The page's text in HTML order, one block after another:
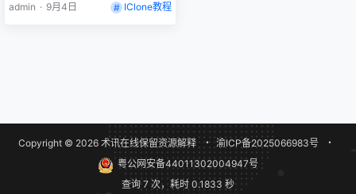
admin · 9月4日 IClone教程
Copyright © 2026术讯在线保留资源解释 ・ 渝ICP备2025066983号
・
粤公网安备44011302004947号
查询 7 次，耗时 0.1833 秒